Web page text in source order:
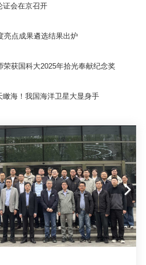
证会在京召开
亮点成果遴选结果出炉
荣获国科大2025年拾光奉献纪念奖
瞰海！我国海洋卫星大显身手